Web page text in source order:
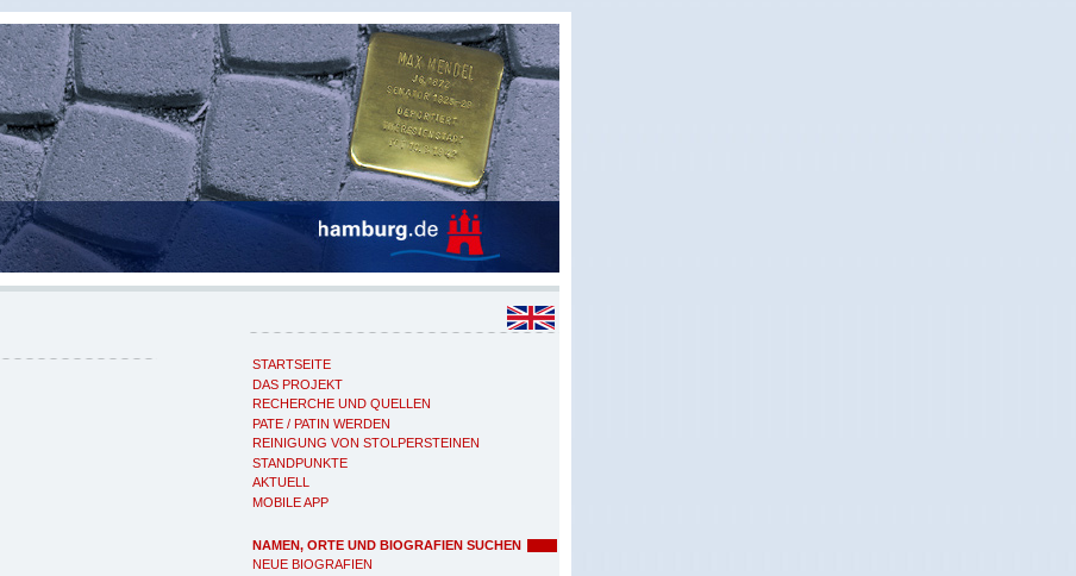
STARTSEITE
DAS PROJEKT
RECHERCHE UND QUELLEN
PATE / PATIN WERDEN
REINIGUNG VON STOLPERSTEINEN
STANDPUNKTE
AKTUELL
MOBILE APP
NAMEN, ORTE UND BIOGRAFIEN SUCHEN
NEUE BIOGRAFIEN